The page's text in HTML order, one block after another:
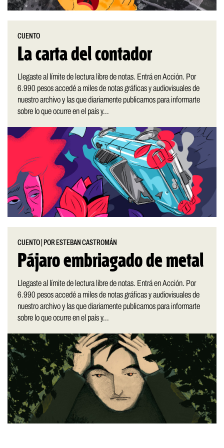
CUENTO
La carta del contador
Llegaste al límite de lectura libre de notas. Entrá en Acción. Por
6.990 pesos accedé a miles de notas gráficas y audiovisuales de
nuestro archivo y las que diariamente publicamos para informarte
sobre lo que ocurre en el país y...
CUENTO POR ESTEBAN CASTROMÁN
Pájaro embriagado de metal
Llegaste al límite de lectura libre de notas. Entrá en Acción. Por
6.990 pesos accedé a miles de notas gráficas y audiovisuales de
nuestro archivo y las que diariamente publicamos para informarte
sobre lo que ocurre en el país y...